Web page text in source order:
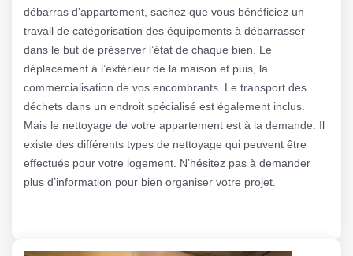
débarras d’appartement, sachez que vous bénéficiez un
travail de catégorisation des équipements à débarrasser
dans le but de préserver l’état de chaque bien. Le
déplacement à l’extérieur de la maison et puis, la
commercialisation de vos encombrants. Le transport des
déchets dans un endroit spécialisé est également inclus.
Mais le nettoyage de votre appartement est à la demande. Il
existe des différents types de nettoyage qui peuvent être
effectués pour votre logement. N’hésitez pas à demander
plus d’information pour bien organiser votre projet.